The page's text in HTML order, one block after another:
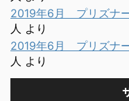
2019年6月 プリズナ
人 より
2019年6月 プリズナ
人 より